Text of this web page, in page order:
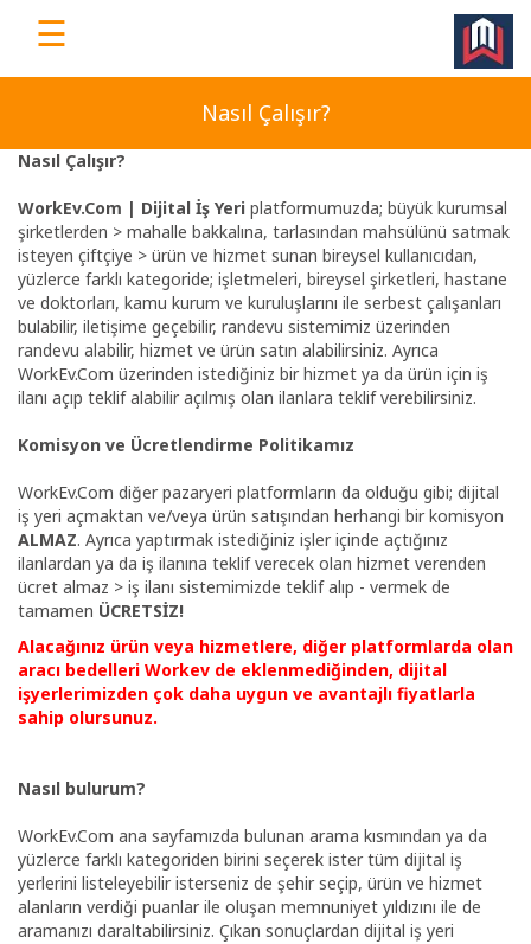
WorkEv
Türkiye'nin
Dijital
İş
Yeri
Platformu
Ana
Sayfa
Üye
Ol
Giriş
Yap
Dil
Ücretsiz
Ver
☰
Nasıl Çalışır?
Nasıl Çalışır?
WorkEv.Com | Dijital İş Yeri platformumuzda; büyük kurumsal
şirketlerden > mahalle bakkalına, tarlasından mahsülünü satmak
isteyen çiftçiye > ürün ve hizmet sunan bireysel kullanıcıdan,
yüzlerce farklı kategoride; işletmeleri, bireysel şirketleri, hastane
ve doktorları, kamu kurum ve kuruluşlarını ile serbest çalışanları
bulabilir, iletişime geçebilir, randevu sistemimiz üzerinden
randevu alabilir, hizmet ve ürün satın alabilirsiniz. Ayrıca
WorkEv.Com üzerinden istediğiniz bir hizmet ya da ürün için iş
ilanı açıp teklif alabilir açılmış olan ilanlara teklif verebilirsiniz.
Komisyon ve Ücretlendirme Politikamız
WorkEv.Com diğer pazaryeri platformların da olduğu gibi; dijital
iş yeri açmaktan ve/veya ürün satışından herhangi bir komisyon
ALMAZ. Ayrıca yaptırmak istediğiniz işler içinde açtığınız
ilanlardan ya da iş ilanına teklif verecek olan hizmet verenden
ücret almaz > iş ilanı sistemimizde teklif alıp - vermek de
tamamen ÜCRETSİZ!
Alacağınız ürün veya hizmetlere, diğer platformlarda olan
aracı bedelleri Workev de eklenmediğinden, dijital
işyerlerimizden çok daha uygun ve avantajlı fiyatlarla
sahip olursunuz.
Nasıl bulurum?
WorkEv.Com ana sayfamızda bulunan arama kısmından ya da
yüzlerce farklı kategoriden birini seçerek ister tüm dijital iş
yerlerini listeleyebilir isterseniz de şehir seçip, ürün ve hizmet
alanların verdiği puanlar ile oluşan memnuniyet yıldızını ile de
aramanızı daraltabilirsiniz. Çıkan sonuçlardan dijital iş yeri